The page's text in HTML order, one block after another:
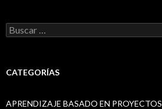
B
u
a
CATEGORÍAS
APRENDIZAJE BASADO EN PROYECTOS